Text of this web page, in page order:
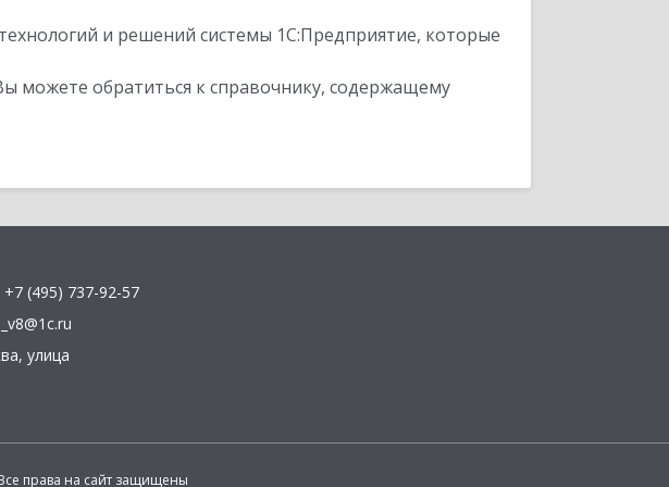
и решений системы 1С:Предприятие, которые
можете обратиться к справочнику, содержащему
+7 (495) 737-92-57
, улица
права на сайт защищены